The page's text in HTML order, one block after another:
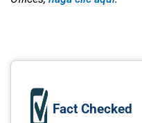
Fact Checked